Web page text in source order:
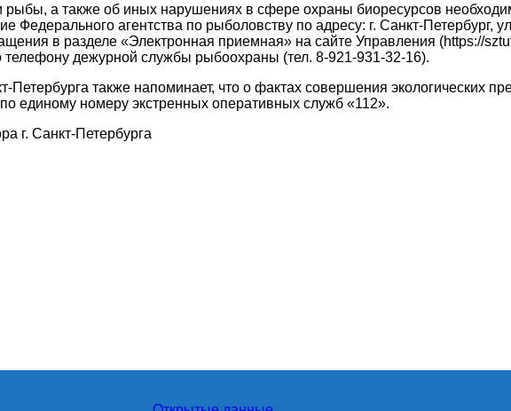
а также об иных нарушениях в сфере охраны биоресурсов
Федерального агентства по рыболовству по адресу: г. Санкт-Петербург,
в разделе «Электронная приемная» на сайте Управления (https://
телефону дежурной службы рыбоохраны (тел. 8-921-931-32-16).
Петербурга также напоминает, что о фактах совершения экологических
единому номеру экстренных оперативных служб «112».
г. Санкт-Петербурга